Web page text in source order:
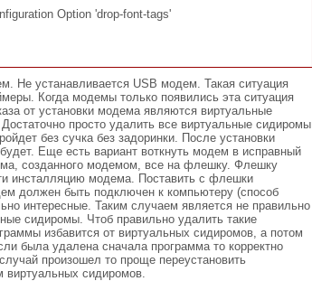
Option 'drop-font-tags'
Не устанавливается USB модем. Такая ситуация
Когда модемы только появились эта ситуация
от установки модема являются виртуальные
просто удалить все виртуальные сидиромы
без сучка без задоринки. После установки
будет. Еще есть вариант воткнуть модем в исправный
созданного модемом, все на флешку. Флешку
инсталляцию модема. Поставить с флешки
должен быть подключен к компьютеру (способ
интересные. Таким случаем является не правильно
сидиромы. Чтоб правильно удалить такие
избавится от виртуальных сидиромов, а потом
была удалена сначала программа то корректно
произошел то проще переустановить
виртуальных сидиромов.